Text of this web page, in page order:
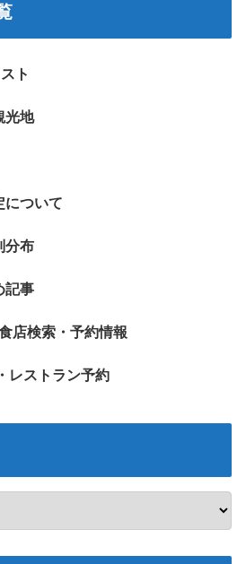
ト
光地
について
分布
記事
店検索・予約情報
ストラン予約